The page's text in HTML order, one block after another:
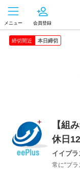
メニュー 会員登録
締切間近 本日締切
【組
休日
イイプ
常に“プ